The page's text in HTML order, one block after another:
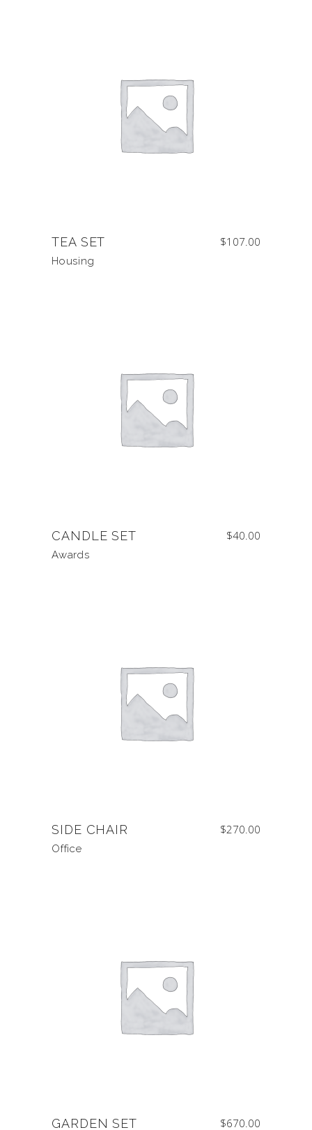
TEA SET $107.00
Housing
CANDLE SET $40.00
Awards
SIDE CHAIR $270.00
Office
GARDEN SET $670.00